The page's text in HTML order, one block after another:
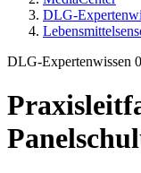
DLG-
DLG-Expertenwissen